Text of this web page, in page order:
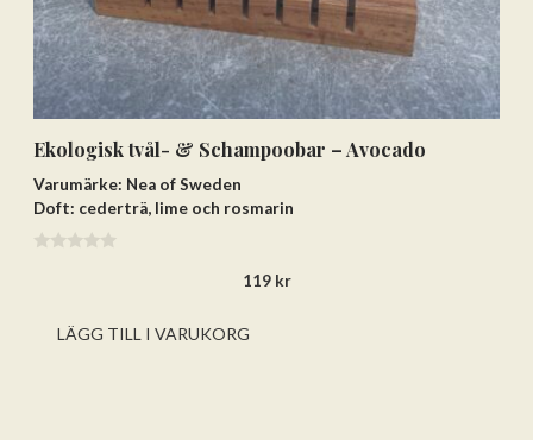
Ekologisk tvål- & Schampoobar – Avocado
Varumärke: Nea of Sweden
Doft: cederträ, lime och rosmarin
119 kr
LÄGG TILL I VARUKORG